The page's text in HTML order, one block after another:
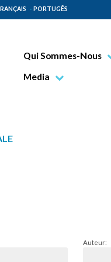
PORTUGÊS
Qui Sommes-Nous
Bienheureux Jacques
Media
Auteur: